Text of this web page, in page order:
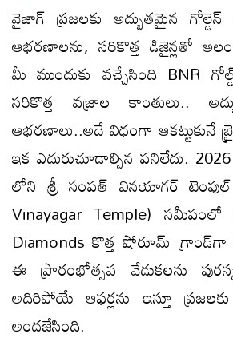
వైజాగ్ ప్రజలకు అద్భుతమైన
ఆభరణాలను, సరికొత్త డిజైన్లతో
మీ ముందుకు వచ్చేసింది BNR
సరికొత్త వజ్రాల కాంతులు..
ఆభరణాలు..అదే విధంగా ఆకట్టుకునే
ఇక ఎదురుచూడాల్సిన పనిలేదు.
లోని శ్రీ సంపత్ వినయాగర్ టెంపుల్
Vinayagar Temple)
Diamonds కొత్త షోరూమ్
ఈ ప్రారంభోత్సవ వేడుకలను
అదిరిపోయే ఆఫర్లను ఇస్తూ ప్రజలకు
అందజేసింది.